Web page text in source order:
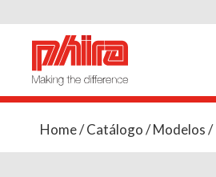
Home/Catálogo/Modelos/